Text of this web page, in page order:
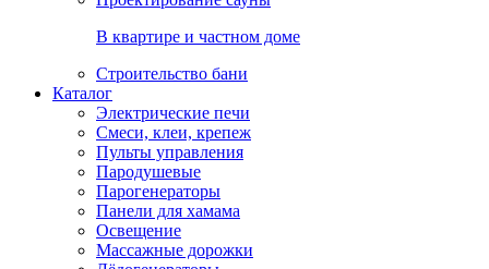
В квартире и частном доме
Строительство бани
Каталог
Электрические печи
Смеси, клеи, крепеж
Пульты управления
Пародушевые
Парогенераторы
Панели для хамама
Освещение
Массажные дорожки